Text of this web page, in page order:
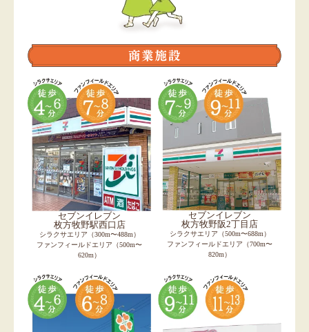
セブンイレブン
枚方牧野駅西口店
シラクサエリア（300m〜488m）
ファンフィールドエリア（500m〜
620m）
セブンイレブン
枚方牧野阪2丁目店
シラクサエリア（500m〜688m）
ファンフィールドエリア（700m〜
820m）